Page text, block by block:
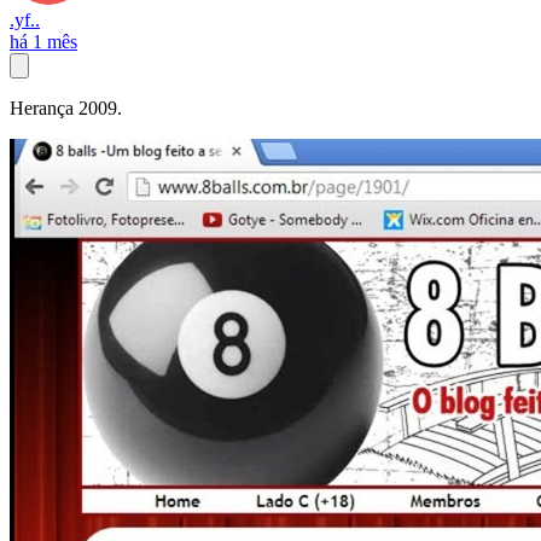
.yf..
há 1 mês
Herança 2009.